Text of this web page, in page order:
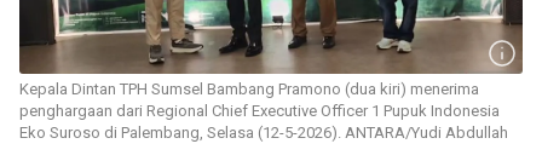
Kepala Dintan TPH Sumsel Bambang Pramono (dua kiri) menerima
penghargaan dari Regional Chief Executive Officer 1 Pupuk Indonesia
Eko Suroso di Palembang, Selasa (12-5-2026). ANTARA/Yudi Abdullah